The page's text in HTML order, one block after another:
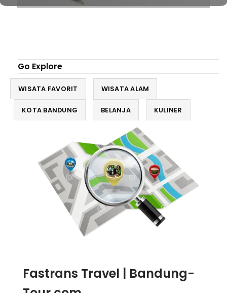
Go Explore
WISATA FAVORIT WISATA ALAM
KOTA BANDUNG BELANJA KULINER
Fastrans Travel | Bandung-